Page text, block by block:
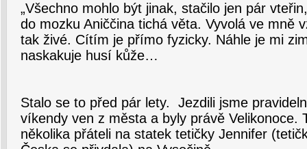
„Všechno mohlo být jinak, stačilo jen pár
do mozku Aniččina tichá věta. Vyvolá ve mně
tak živé. Cítím je přímo fyzicky. Náhle je mi
naskakuje husí kůže…
Stalo se to před pár lety. Jezdili jsme
víkendy ven z města a byly právě Velikonoce.
několika přáteli na statek tetičky Jennifer